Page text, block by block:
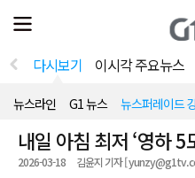
전
체
뉴
열
다시보기 이시각 주요뉴스
뉴스라인 G1 뉴스 뉴스퍼레이드
내일 아침 최저 ‘영하
2026-03-18 김윤지 기자 [